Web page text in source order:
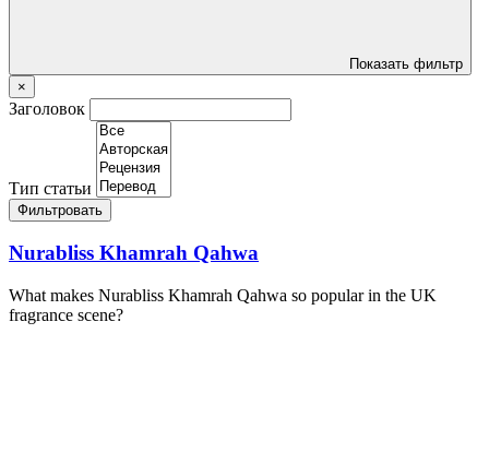
Показать фильтр
×
Заголовок
Тип статьи
Фильтровать
Nurabliss Khamrah Qahwa
What makes Nurabliss Khamrah Qahwa so popular in the UK
fragrance scene?